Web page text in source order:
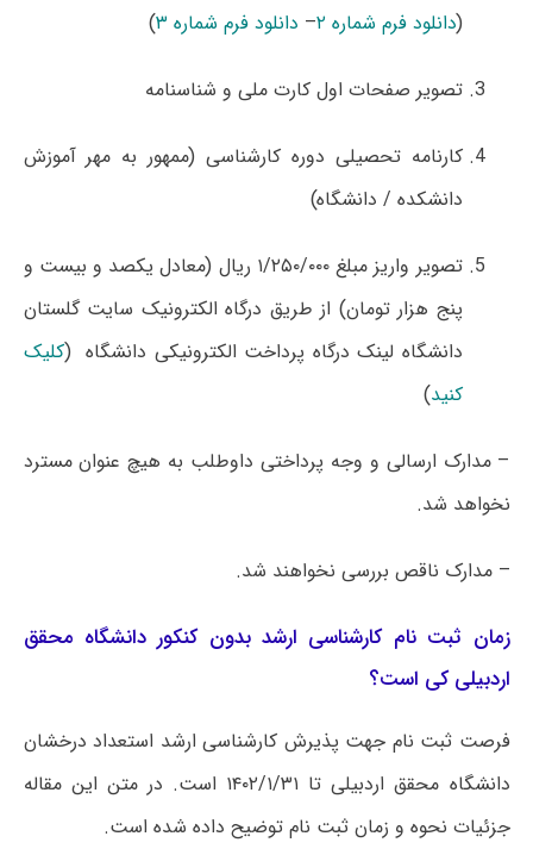
(دانلود فرم شماره ۲ – دانلود فرم شماره ۳ )
تصویر صفحات اول کارت ملی و شناسنامه
کارنامه تحصیلی دوره کارشناسی (ممهور به مهر آموزش
دانشکده / دانشگاه)
تصویر واریز مبلغ ۱/۲۵۰/۰۰۰ ریال (معادل یکصد و بیست و
پنج هزار تومان) از طریق درگاه الکترونیک سایت گلستان
دانشگاه لینک درگاه پرداخت الکترونیکی دانشگاه (کلیک
کنید)
– مدارک ارسالی و وجه پرداختی داوطلب به هیچ عنوان مسترد
نخواهد شد.
– مدارک ناقص بررسی نخواهند شد.
زمان ثبت نام کارشناسی ارشد بدون کنکور دانشگاه محقق
اردبیلی کی است؟
فرصت ثبت نام جهت پذیرش کارشناسی ارشد استعداد درخشان
دانشگاه محقق اردبیلی تا ۱۴۰۲/۱/۳۱ است. در متن این مقاله
جزئیات نحوه و زمان ثبت نام توضیح داده شده است.